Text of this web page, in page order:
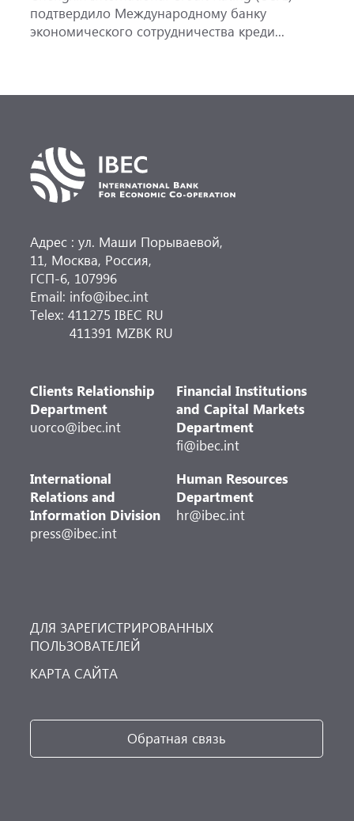
подтвердило Международному банку
экономического сотрудничества креди...
Адрес : ул. Маши Порываевой,
11, Москва, Россия,
ГСП-6, 107996
Email: info@ibec.int
Telex: 411275 IBEC RU
411391 MZBK RU
Clients Relationship
Department
uorco@ibec.int
Financial Institutions
and Capital Markets
Department
fi@ibec.int
International
Relations and
Information Division
press@ibec.int
Human Resources
Department
hr@ibec.int
ДЛЯ ЗАРЕГИСТРИРОВАННЫХ
ПОЛЬЗОВАТЕЛЕЙ
КАРТА САЙТА
Обратная связь